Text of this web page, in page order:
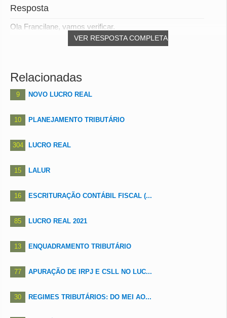
Resposta
VER RESPOSTA COMPLETA
Ola Francilane, vamos verificar.
Relacionadas
9 NOVO LUCRO REAL
10 PLANEJAMENTO TRIBUTÁRIO
304 LUCRO REAL
15 LALUR
16 ESCRITURAÇÃO CONTÁBIL FISCAL (...
85 LUCRO REAL 2021
13 ENQUADRAMENTO TRIBUTÁRIO
77 APURAÇÃO DE IRPJ E CSLL NO LUC...
30 REGIMES TRIBUTÁRIOS: DO MEI AO...